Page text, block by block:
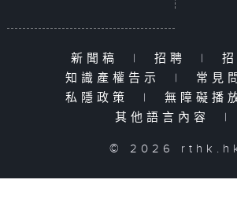
新聞稿 | 招聘 |
知識產權告示
| 常見
私隱政策
| 無障礙播
其他語言內容
|
© 2026